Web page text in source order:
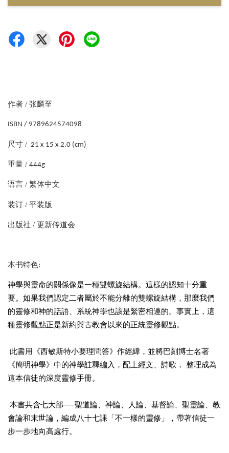
作者 / 张麟至
ISBN / 9789624574098
尺寸 / 21 x 15 x 2.0 (cm)
重量 / 444g
语言 / 繁体中文
装订 / 平装版
出版社 / 更新传道会
本书特色:
神學與靈命的關係像是一種雙螺旋結構。這樣的認知十分重
要。如果我們認定二者屬於不能分離的雙螺旋結構，那麼我們
的靈修和神的話語、系統神學也該是緊密相連的。事實上，這
種靈修觀點正是新約與古教會以來的正統靈修觀點。
此書用《西敏斯特小要理問答》作經緯，並將巴刻博士名著
《簡明神學》中的神學註釋編入，配上經文、詩歌， 整理成為
這本信徒的深度靈修手冊。
本書共含七大部──聖道論、神論、人論、基督論、聖靈論、教
會論和末世論，編成八十七課「不一樣的靈修」，帶著信徒一
步一步地向高處行。